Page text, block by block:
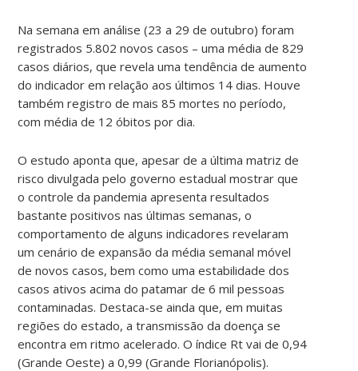
Na semana em análise (23 a 29 de outubro) foram
registrados 5.802 novos casos – uma média de 829
casos diários, que revela uma tendência de aumento
do indicador em relação aos últimos 14 dias. Houve
também registro de mais 85 mortes no período,
com média de 12 óbitos por dia.
O estudo aponta que, apesar de a última matriz de
risco divulgada pelo governo estadual mostrar que
o controle da pandemia apresenta resultados
bastante positivos nas últimas semanas, o
comportamento de alguns indicadores revelaram
um cenário de expansão da média semanal móvel
de novos casos, bem como uma estabilidade dos
casos ativos acima do patamar de 6 mil pessoas
contaminadas. Destaca-se ainda que, em muitas
regiões do estado, a transmissão da doença se
encontra em ritmo acelerado. O índice Rt vai de 0,94
(Grande Oeste) a 0,99 (Grande Florianópolis).